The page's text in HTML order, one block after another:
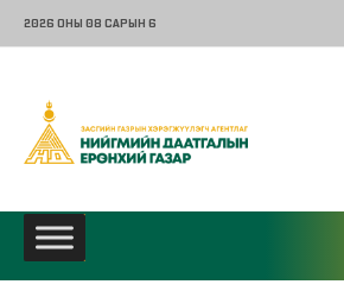
2026 ОНЫ 08 САРЫН 6